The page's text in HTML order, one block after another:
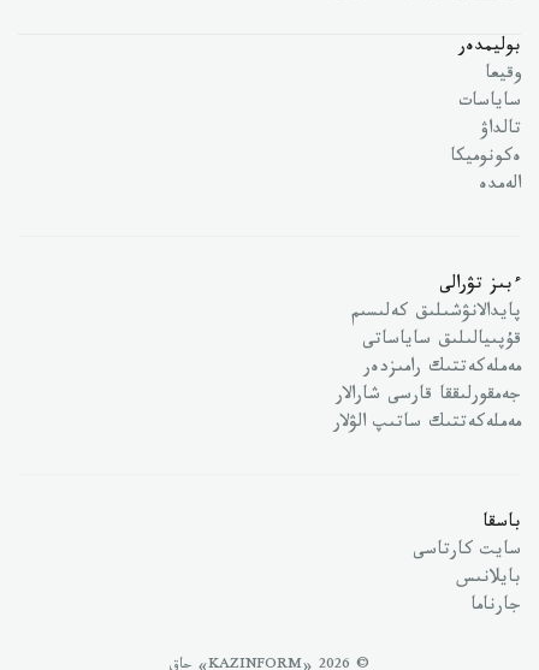
بوليمدەر
وقيعا
ساياسات
تالداۋ
ەكونوميكا
الەمدە
ءبىز تۋرالى
پايدالانۋشىلىق كەلىسىم
قۇپىيالىلىق ساياساتى
مەملەكەتتىك رامىزدەر
جەمقورلىققا قارسى شارالار
مەملەكەتتىك ساتىپ الۋلار
باسقا
سايت كارتاسى
بايلانىس
جارناما